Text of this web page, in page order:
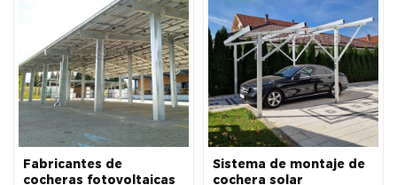
Fabricantes de
cocheras fotovoltaicas
Sistema de montaje de
cochera solar